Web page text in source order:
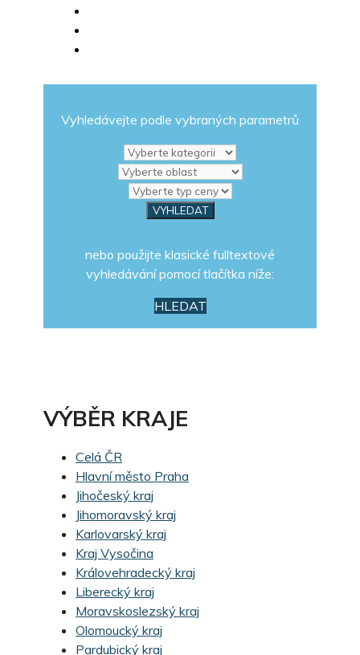
Vyhledávejte podle vybraných parametrů
nebo použijte klasické fulltextové
vyhledávání pomocí tlačítka níže:
HLEDAT
VÝBĚR KRAJE
Celá ČR
Hlavní město Praha
Jihočeský kraj
Jihomoravský kraj
Karlovarský kraj
Kraj Vysočina
Královehradecký kraj
Liberecký kraj
Moravskoslezský kraj
Olomoucký kraj
Pardubický kraj